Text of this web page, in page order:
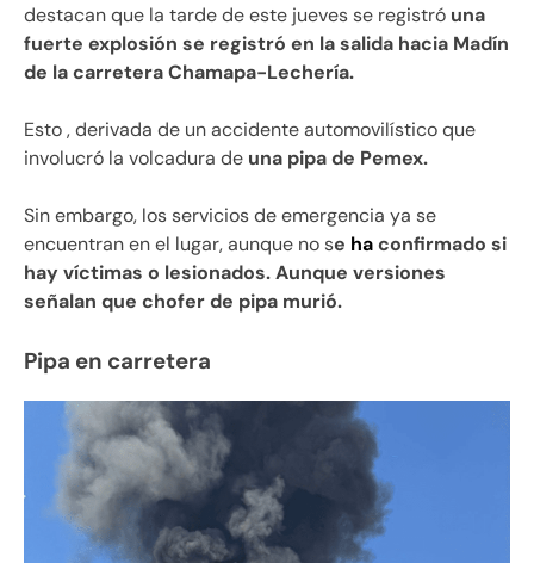
destacan que la tarde de este jueves se registró una
fuerte explosión se registró en la salida hacia Madín
de la carretera Chamapa-Lechería.
Esto , derivada de un accidente automovilístico que
involucró la volcadura de una pipa de Pemex.
Sin embargo, los servicios de emergencia ya se
encuentran en el lugar, aunque no se haconfirmado si
hay víctimas o lesionados. Aunque versiones
señalan que chofer de pipa murió.
Pipa en carretera